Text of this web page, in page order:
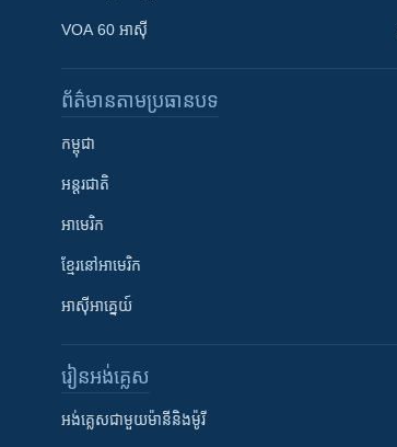
VOA 60 អាស៊ី
ព័ត៌មាន​តាមប្រធានបទ​
កម្ពុជា
អន្តរជាតិ
អាមេរិក
ខ្មែរ​នៅអាមេរិក
អាស៊ីអាគ្នេយ៍
រៀន​​អង់គ្លេស
អង់គ្លេស​ជាមួយ​ម៉ានី​និង​ម៉ូរី